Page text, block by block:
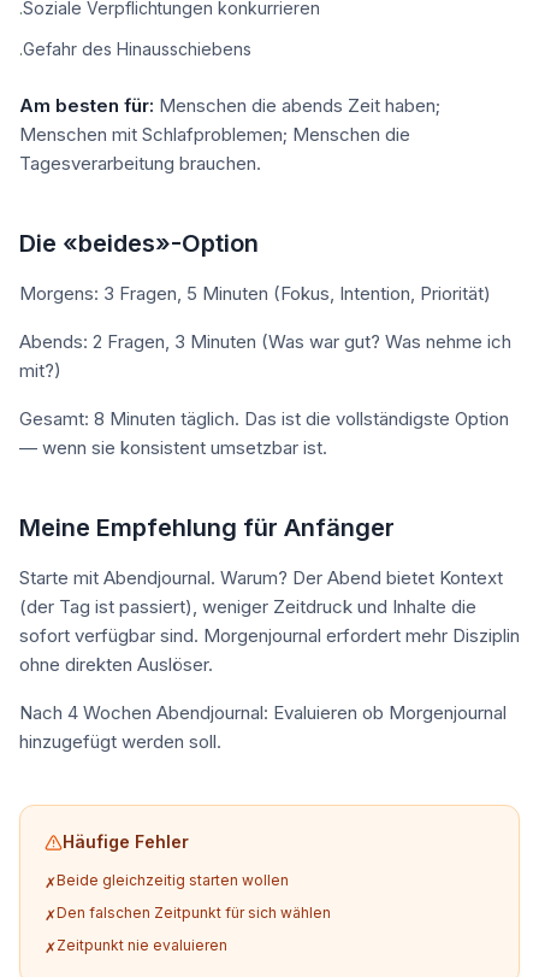
·Soziale Verpflichtungen konkurrieren
·Gefahr des Hinausschiebens
Am besten für: Menschen die abends Zeit haben;
Menschen mit Schlafproblemen; Menschen die
Tagesverarbeitung brauchen.
Die «beides»-Option
Morgens: 3 Fragen, 5 Minuten (Fokus, Intention, Priorität)
Abends: 2 Fragen, 3 Minuten (Was war gut? Was nehme ich
mit?)
Gesamt: 8 Minuten täglich. Das ist die vollständigste Option
— wenn sie konsistent umsetzbar ist.
Meine Empfehlung für Anfänger
Starte mit Abendjournal. Warum? Der Abend bietet Kontext
(der Tag ist passiert), weniger Zeitdruck und Inhalte die
sofort verfügbar sind. Morgenjournal erfordert mehr Disziplin
ohne direkten Auslöser.
Nach 4 Wochen Abendjournal: Evaluieren ob Morgenjournal
hinzugefügt werden soll.
Häufige Fehler
✗Beide gleichzeitig starten wollen
✗Den falschen Zeitpunkt für sich wählen
✗Zeitpunkt nie evaluieren